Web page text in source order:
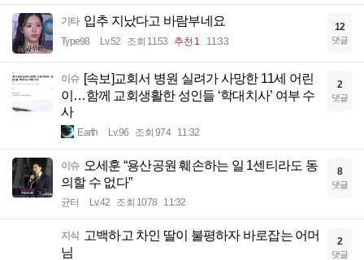
기타 입추 지났다고 바람부네요
Type98 Lv.52 조회 1153 추천 1 11:33
12
댓글
이슈 [속보]교회서 병원 실려가 사망한 11세 어린
이…함께 교회생활한 성인들 ‘학대치사’ 여부 수
사
Earth Lv.96 조회 974 11:32
2
댓글
이슈 오세훈 “용산공원 훼손하는 일 1센티라도 동
의할 수 없다”
균터 Lv.42 조회 1078 11:32
8
댓글
지식 고백하고 차인 딸이 불평하자 바로잡는 어머
님
2
댓글